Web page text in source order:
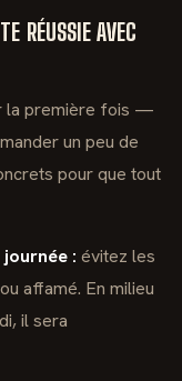
RÉUSSIE AVEC
la première fois —
un peu de
pour que tout
: évitez les
affamé. En milieu
il sera